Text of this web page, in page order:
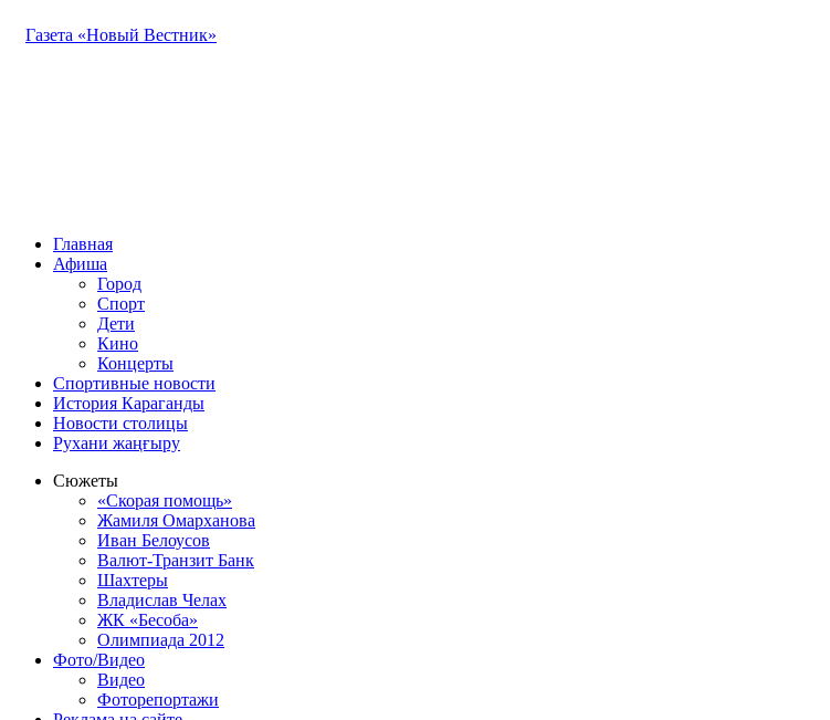
Газета «Новый Вестник»
Главная
Афиша
Город
Спорт
Дети
Кино
Концерты
Спортивные новости
История Караганды
Новости столицы
Рухани жаңғыру
Сюжеты
«Скорая помощь»
Жамиля Омарханова
Иван Белоусов
Валют-Транзит Банк
Шахтеры
Владислав Челах
ЖК «Бесоба»
Олимпиада 2012
Фото/Видео
Видео
Фоторепортажи